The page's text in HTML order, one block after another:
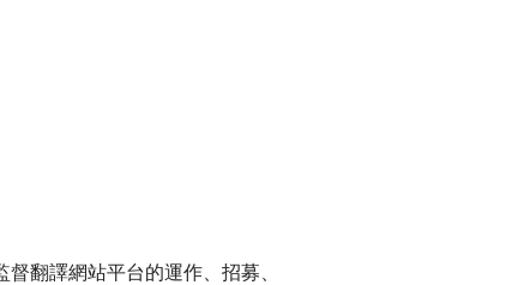
翻譯網站平台的運作、招募、